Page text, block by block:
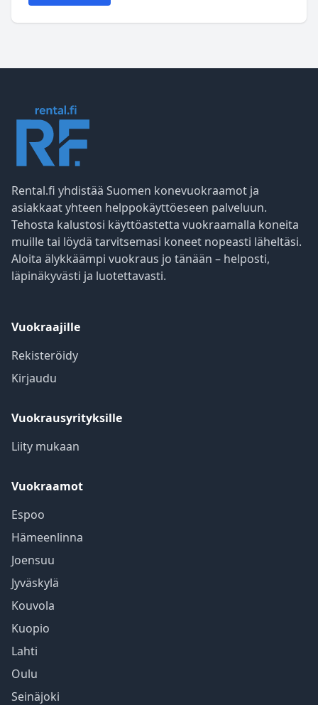
Rental.fi yhdistää Suomen konevuokraamot ja
asiakkaat yhteen helppokäyttöeseen palveluun.
Tehosta kalustosi käyttöastetta vuokraamalla koneita
muille tai löydä tarvitsemasi koneet nopeasti läheltäsi.
Aloita älykkäämpi vuokraus jo tänään – helposti,
läpinäkyvästi ja luotettavasti.
Vuokraajille
Rekisteröidy
Kirjaudu
Vuokrausyrityksille
Liity mukaan
Vuokraamot
Espoo
Hämeenlinna
Joensuu
Jyväskylä
Kouvola
Kuopio
Lahti
Oulu
Seinäjoki